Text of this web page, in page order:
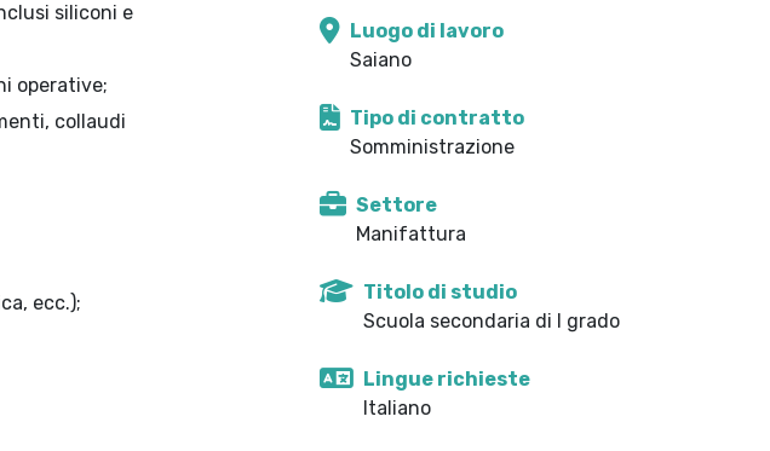
siliconi e
operative;
collaudi
ecc.);
Luogo di lavoro
Saiano
Tipo di contratto
Somministrazione
Settore
Manifattura
Titolo di studio
Scuola secondaria di I grado
Lingue richieste
Italiano